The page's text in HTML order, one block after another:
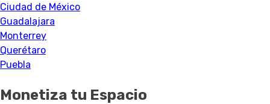
Ciudad de México
Guadalajara
Monterrey
Querétaro
Puebla
Monetiza tu Espacio